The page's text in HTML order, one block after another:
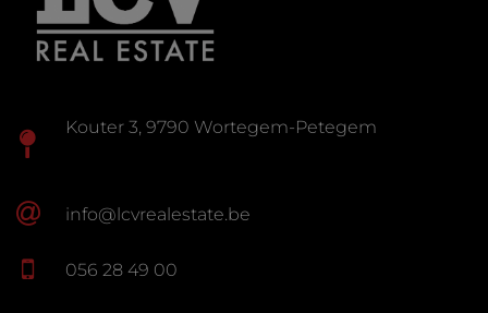
Kouter 3, 9790 Wortegem-Petegem
info@lcvrealestate.be
056 28 49 00